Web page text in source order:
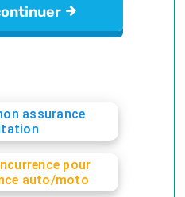
assurance
pour
auto/moto